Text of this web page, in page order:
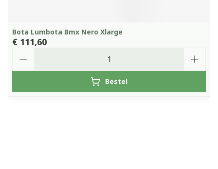
Bota Lumbota Bmx Nero Xlarge
€ 111,60
Bestel